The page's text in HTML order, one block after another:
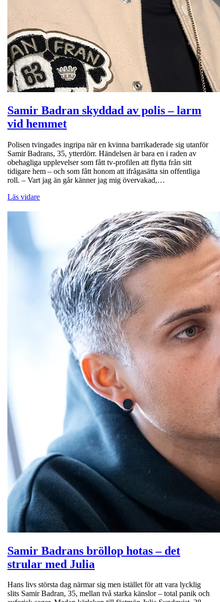
Samir Badran skyddad av polis – larm
vid hemmet
Polisen tvingades ingripa när en kvinna barrikaderade sig utanför
Samir Badrans, 35, ytterdörr. Händelsen är bara en i raden av
obehagliga upplevelser som fått tv-profilen att flytta från sitt
tidigare hem – och som fått honom att ifrågasätta sin offentliga
roll. – Vart jag än går känner jag mig övervakad,…
Läs vidare
Samir Badrans bröllop hotas – det
strular med Julia
Hans livs största dag närmar sig men istället för att vara lycklig
slits Samir Badran, 35, mellan två starka känslor – total panik och